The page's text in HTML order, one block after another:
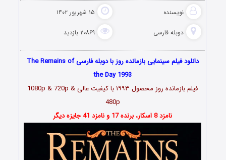
نویسنده ۱۵ شهریور ۱۴۰۲
دوبله فارسی ۲۰۸۶۹ بازدید
دانلود فیلم سینمایی بازمانده روز با دوبله فارسی The Remains of
the Day 1993
فیلم بازمانده روز محصول ۱۹۹۳ با کیفیت عالی 1080p & 720p &
480p
نامزد 8 اسکار، برنده 17 و نامزد 41 جایزه دیگر